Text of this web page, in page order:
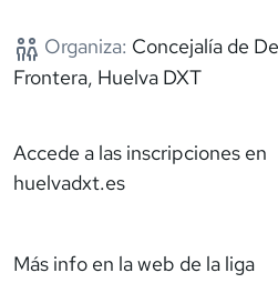
Organiza: Concejalía de
Frontera, Huelva DXT
Accede a las inscripciones en
huelvadxt.es
Más info en la web de la liga